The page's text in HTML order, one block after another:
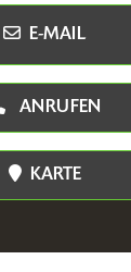
E-MAIL
ANRUFEN
KARTE